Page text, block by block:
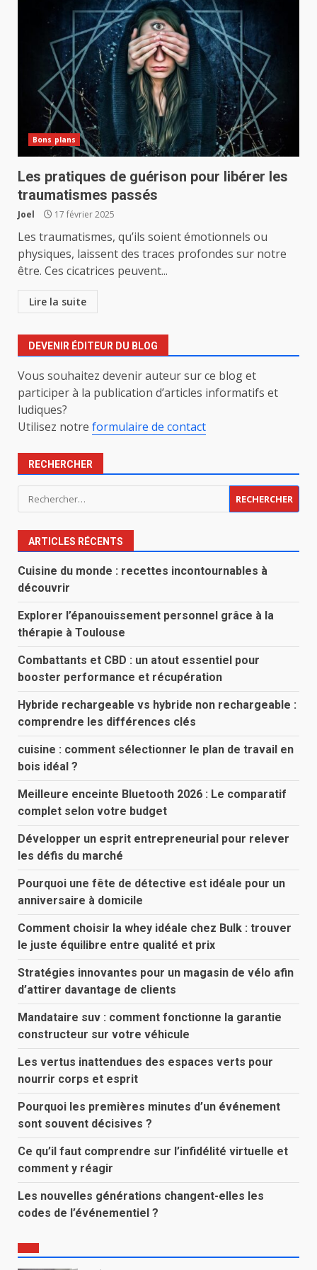
Bons plans
Les pratiques de guérison pour libérer les
traumatismes passés
Joel 17 février 2025
Les traumatismes, qu’ils soient émotionnels ou
physiques, laissent des traces profondes sur notre
être. Ces cicatrices peuvent...
Lire la suite
DEVENIR ÉDITEUR DU BLOG
Vous souhaitez devenir auteur sur ce blog et
participer à la publication d’articles informatifs et
ludiques?
Utilisez notre formulaire de contact
RECHERCHER
Rechercher :
ARTICLES RÉCENTS
Cuisine du monde : recettes incontournables à
découvrir
Explorer l’épanouissement personnel grâce à la
thérapie à Toulouse
Combattants et CBD : un atout essentiel pour
booster performance et récupération
Hybride rechargeable vs hybride non rechargeable :
comprendre les différences clés
cuisine : comment sélectionner le plan de travail en
bois idéal ?
Meilleure enceinte Bluetooth 2026 : Le comparatif
complet selon votre budget
Développer un esprit entrepreneurial pour relever
les défis du marché
Pourquoi une fête de détective est idéale pour un
anniversaire à domicile
Comment choisir la whey idéale chez Bulk : trouver
le juste équilibre entre qualité et prix
Stratégies innovantes pour un magasin de vélo afin
d’attirer davantage de clients
Mandataire suv : comment fonctionne la garantie
constructeur sur votre véhicule
Les vertus inattendues des espaces verts pour
nourrir corps et esprit
Pourquoi les premières minutes d’un événement
sont souvent décisives ?
Ce qu’il faut comprendre sur l’infidélité virtuelle et
comment y réagir
Les nouvelles générations changent-elles les
codes de l’événementiel ?